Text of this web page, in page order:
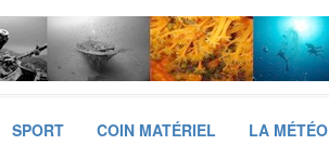
SPORT COIN MATÉRIEL LA MÉTÉO